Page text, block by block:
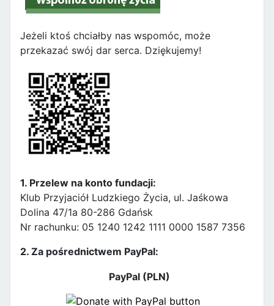
Jeżeli ktoś chciałby nas wspomóc, może
przekazać swój dar serca. Dziękujemy!
1. Przelew na konto fundacji:
Klub Przyjaciół Ludzkiego Życia, ul. Jaśkowa
Dolina 47/1a 80-286 Gdańsk
Nr rachunku: 05 1240 1242 1111 0000 1587 7356
2. Za pośrednictwem PayPal:
PayPal (PLN)